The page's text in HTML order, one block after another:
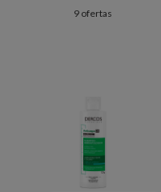
9 ofertas